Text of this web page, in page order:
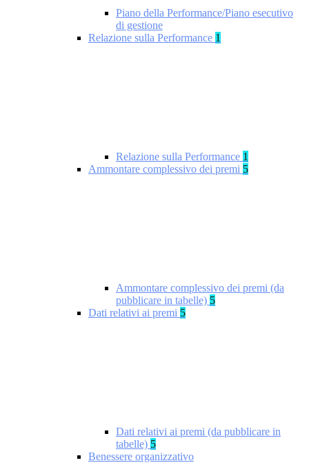
Piano della Performance/Piano esecutivo
di gestione
Relazione sulla Performance 1
Relazione sulla Performance 1
Ammontare complessivo dei premi 5
Ammontare complessivo dei premi (da
pubblicare in tabelle) 5
Dati relativi ai premi 5
Dati relativi ai premi (da pubblicare in
tabelle) 5
Benessere organizzativo